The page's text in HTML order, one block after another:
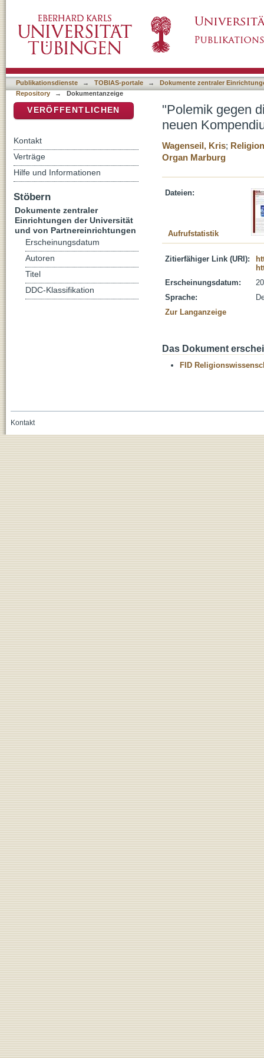
Publikationsdienste → TOBIAS-portale →
Dokumente zentraler
Repository
→ Dokumentanzeige
"Polemik gegen
neuen
Wagenseil, Kris;
Organ Marburg
Dateien:
Aufrufstatistik
Zitierfähiger Link (URI):
Erscheinungsdatum:
Sprache:
Zur Langanzeige
Das Dokument
FID
VERÖFFENTLICHEN
Kontakt
Verträge
Hilfe und Informationen
Stöbern
Dokumente zentraler
Einrichtungen der Universität
und von Partnereinrichtungen
Erscheinungsdatum
Autoren
Titel
DDC-Klassifikation
Kontakt